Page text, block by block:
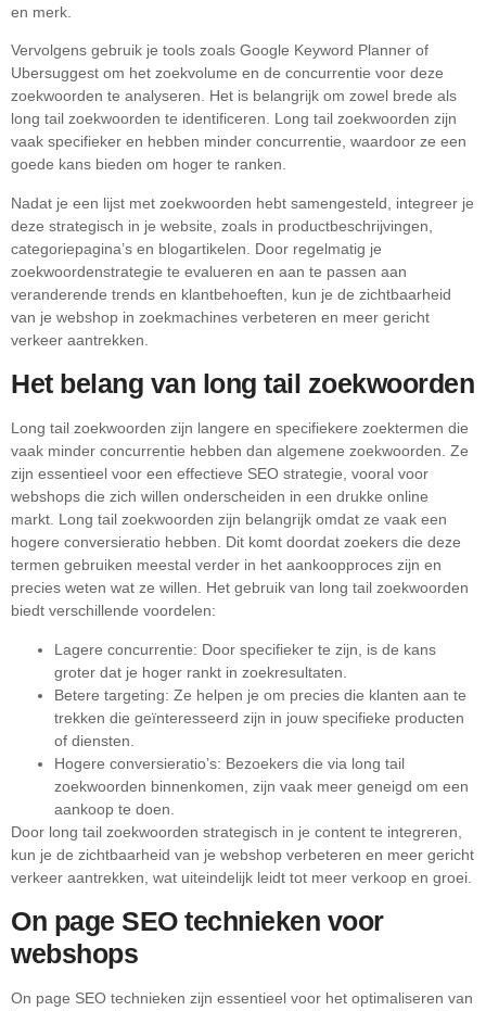
en merk.
Vervolgens gebruik je tools zoals Google Keyword Planner of
Ubersuggest om het zoekvolume en de concurrentie voor deze
zoekwoorden te analyseren. Het is belangrijk om zowel brede als
long tail zoekwoorden te identificeren. Long tail zoekwoorden zijn
vaak specifieker en hebben minder concurrentie, waardoor ze een
goede kans bieden om hoger te ranken.
Nadat je een lijst met zoekwoorden hebt samengesteld, integreer je
deze strategisch in je website, zoals in productbeschrijvingen,
categoriepagina’s en blogartikelen. Door regelmatig je
zoekwoordenstrategie te evalueren en aan te passen aan
veranderende trends en klantbehoeften, kun je de zichtbaarheid
van je webshop in zoekmachines verbeteren en meer gericht
verkeer aantrekken.
Het belang van long tail zoekwoorden
Long tail zoekwoorden zijn langere en specifiekere zoektermen die
vaak minder concurrentie hebben dan algemene zoekwoorden. Ze
zijn essentieel voor een effectieve SEO strategie, vooral voor
webshops die zich willen onderscheiden in een drukke online
markt. Long tail zoekwoorden zijn belangrijk omdat ze vaak een
hogere conversieratio hebben. Dit komt doordat zoekers die deze
termen gebruiken meestal verder in het aankoopproces zijn en
precies weten wat ze willen. Het gebruik van long tail zoekwoorden
biedt verschillende voordelen:
Lagere concurrentie: Door specifieker te zijn, is de kans
groter dat je hoger rankt in zoekresultaten.
Betere targeting: Ze helpen je om precies die klanten aan te
trekken die geïnteresseerd zijn in jouw specifieke producten
of diensten.
Hogere conversieratio’s: Bezoekers die via long tail
zoekwoorden binnenkomen, zijn vaak meer geneigd om een
aankoop te doen.
Door long tail zoekwoorden strategisch in je content te integreren,
kun je de zichtbaarheid van je webshop verbeteren en meer gericht
verkeer aantrekken, wat uiteindelijk leidt tot meer verkoop en groei.
On page SEO technieken voor
webshops
On page SEO technieken zijn essentieel voor het optimaliseren van